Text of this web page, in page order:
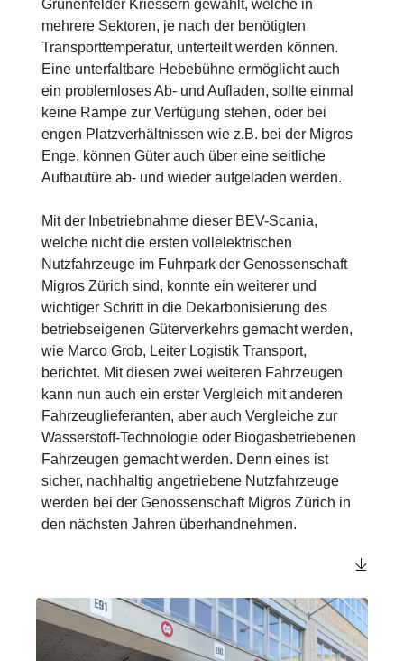
Grünenfelder Kriessern gewählt, welche in
mehrere Sektoren, je nach der benötigten
Transporttemperatur, unterteilt werden können.
Eine unterfaltbare Hebebühne ermöglicht auch
ein problemloses Ab- und Aufladen, sollte einmal
keine Rampe zur Verfügung stehen, oder bei
engen Platzverhältnissen wie z.B. bei der Migros
Enge, können Güter auch über eine seitliche
Aufbautüre ab- und wieder aufgeladen werden.
Mit der Inbetriebnahme dieser BEV-Scania,
welche nicht die ersten vollelektrischen
Nutzfahrzeuge im Fuhrpark der Genossenschaft
Migros Zürich sind, konnte ein weiterer und
wichtiger Schritt in die Dekarbonisierung des
betriebseigenen Güterverkehrs gemacht werden,
wie Marco Grob, Leiter Logistik Transport,
berichtet. Mit diesen zwei weiteren Fahrzeugen
kann nun auch ein erster Vergleich mit anderen
Fahrzeuglieferanten, aber auch Vergleiche zur
Wasserstoff-Technologie oder Biogasbetriebenen
Fahrzeugen gemacht werden. Denn eines ist
sicher, nachhaltig angetriebene Nutzfahrzeuge
werden bei der Genossenschaft Migros Zürich in
den nächsten Jahren überhandnehmen.